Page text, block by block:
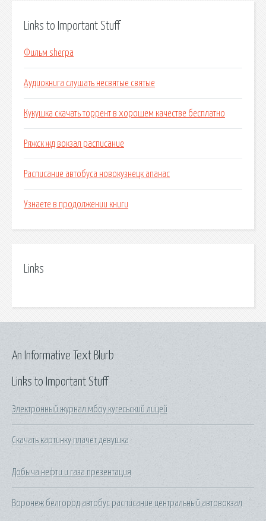
Links to Important Stuff
Фильм sherpa
Аудиокнига слушать несвятые святые
Кукушка скачать торрент в хорошем качестве бесплатно
Ряжск жд вокзал расписание
Расписание автобуса новокузнецк апанас
Узнаете в продолжении книги
Links
Links to Important Stuff
Электронный журнал мбоу кугесьский лицей
Скачать картинку плачет девушка
Добыча нефти и газа презентация
Воронеж белгород автобус расписание центральный автовокзал
An Informative Text Blurb